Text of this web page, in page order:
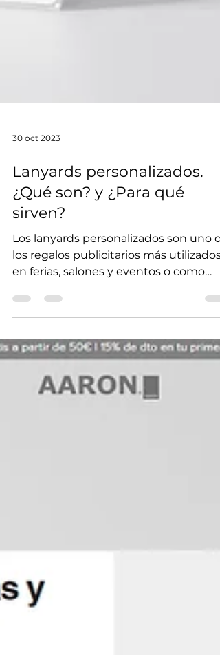
Lanyards personalizados.
¿Qué son? y ¿Para qué
sirven?
Los lanyards personalizados son uno
los regalos publicitarios más utilizados